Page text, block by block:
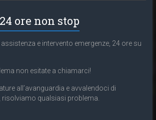
ore non stop
e intervento emergenze, 24 ore su
non esitate a chiamarci!
all’avanguardia e avvalendoci di
risolviamo qualsiasi problema.